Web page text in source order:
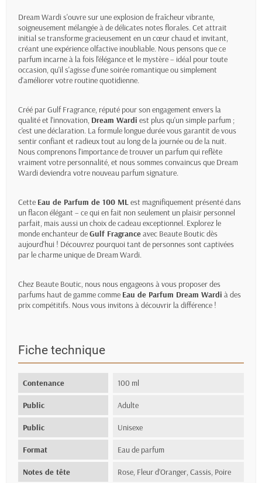
Dream Wardi s'ouvre sur une explosion de fraîcheur vibrante,
soigneusement mélangée à de délicates notes florales. Cet attrait
initial se transforme gracieusement en un cœur chaud et invitant,
créant une expérience olfactive inoubliable. Nous pensons que ce
parfum incarne à la fois l'élégance et le mystère – idéal pour toute
occasion, qu'il s'agisse d'une soirée romantique ou simplement
d'améliorer votre routine quotidienne.
Créé par Gulf Fragrance, réputé pour son engagement envers la
qualité et l'innovation, Dream Wardi est plus qu'un simple parfum ;
c'est une déclaration. La formule longue durée vous garantit de vous
sentir confiant et radieux tout au long de la journée ou de la nuit.
Nous comprenons l'importance de trouver un parfum qui reflète
vraiment votre personnalité, et nous sommes convaincus que Dream
Wardi deviendra votre nouveau parfum signature.
Cette Eau de Parfum de 100 MLest magnifiquement présenté dans
un flacon élégant – ce qui en fait non seulement un plaisir personnel
parfait, mais aussi un choix de cadeau exceptionnel. Explorez le
monde enchanteur deGulf Fragranceavec Beaute Boutic dès
aujourd'hui ! Découvrez pourquoi tant de personnes sont captivées
par le charme unique de Dream Wardi.
Chez Beaute Boutic, nous nous engageons à vous proposer des
parfums haut de gamme comme Eau de Parfum Dream Wardi à des
prix compétitifs. Nous vous invitons à découvrir la différence !
Fiche technique
Contenance 100 ml
Public Adulte
Public Unisexe
Format Eau de parfum
Notes de tête Rose, Fleur d’Oranger, Cassis, Poire